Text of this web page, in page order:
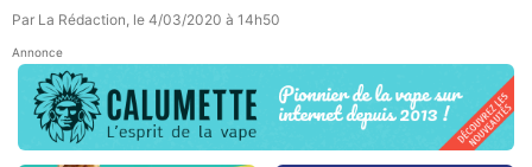
Par La Rédaction, le 4/03/2020 à 14h50
Annonce